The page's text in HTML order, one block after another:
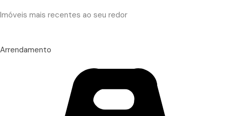
Imóveis mais recentes ao seu redor
Arrendamento